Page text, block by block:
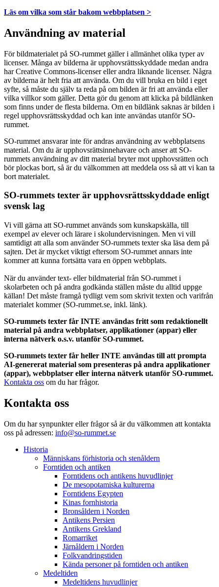
Läs om vilka som står bakom webbplatsen >
Användning av material
För bildmaterialet på SO-rummet gäller i allmänhet olika typer av
licenser. Många av bilderna är upphovsrättsskyddade medan andra
har Creative Commons-licenser eller andra liknande licenser. Några
av bilderna är helt fria att använda. Om du vill bruka en bild i eget
syfte, så måste du själv ta reda på om bilden är fri att använda eller
vilka villkor som gäller. Detta gör du genom att klicka på bildlänken
som finns under de flesta bilderna. Om en bildlänk saknas är bilden i
regel upphovsrättsskyddad och kan inte användas utanför SO-
rummet.
SO-rummet ansvarar inte för andras användning av webbplatsens
material. Om du är upphovsrättsinnehavare och anser att SO-
rummets användning av ditt material bryter mot upphovsrätten och
bör plockas bort, så är du välkommen att meddela oss så att vi kan ta
bort materialet.
SO-rummets texter är upphovsrättsskyddade enligt
svensk lag
Vi vill gärna att SO-rummet används som kunskapskälla, till
exempel av elever och lärare i skolundervisningen. Men vi vill
samtidigt att alla som använder SO-rummets texter ska läsa dem på
sajten. Det är mycket viktigt eftersom SO-rummet annars inte
kommer att kunna fortsätta vara en öppen webbplats.
När du använder text- eller bildmaterial från SO-rummet i
skolarbeten och på andra godkända ställen måste du alltid uppge
källan! Det måste framgå tydligt vem som skrivit texten och varifrån
materialet kommer (SO-rummet.se, inkl. länk).
SO-rummets texter får INTE användas fritt som redaktionellt
material på andra webbplatser, applikationer (appar) eller
interna nätverk o.s.v. utanför SO-rummet.
SO-rummets texter får heller INTE användas till att prompta
AI-genererat material som presenteras på andra applikationer
(appar), webbplatser eller interna nätverk utanför SO-rummet.
Kontakta oss om du har frågor.
Kontakta oss
Om du har synpunkter eller frågor så är du välkommen att kontakta
oss på adressen: info@so-rummet.se
Historia
Människans förhistoria och stenåldern
Forntiden och antiken
Forntidens och antikens huvudlinjer
De mesopotamiska kulturerna
Forntidens Egypten
Kinas fornhistoria
Bronsåldern i Norden
Antikens Persien
Antikens Grekland
Romarriket
Järnåldern i Norden
Folkvandringstiden
Kända personer på forntiden och antiken
Medeltiden
Medeltidens huvudlinjer